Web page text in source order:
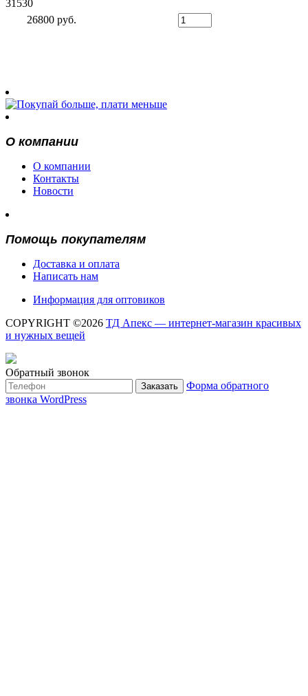
31530
26800 руб.
О компании
О компании
Контакты
Новости
Помощь покупателям
Доставка и оплата
Написать нам
Информация для оптовиков
COPYRIGHT ©2026 ТД Апекс — интернет-магазин красивых
и нужных вещей
Обратный звонок
Заказать
Форма обратного
звонка WordPress